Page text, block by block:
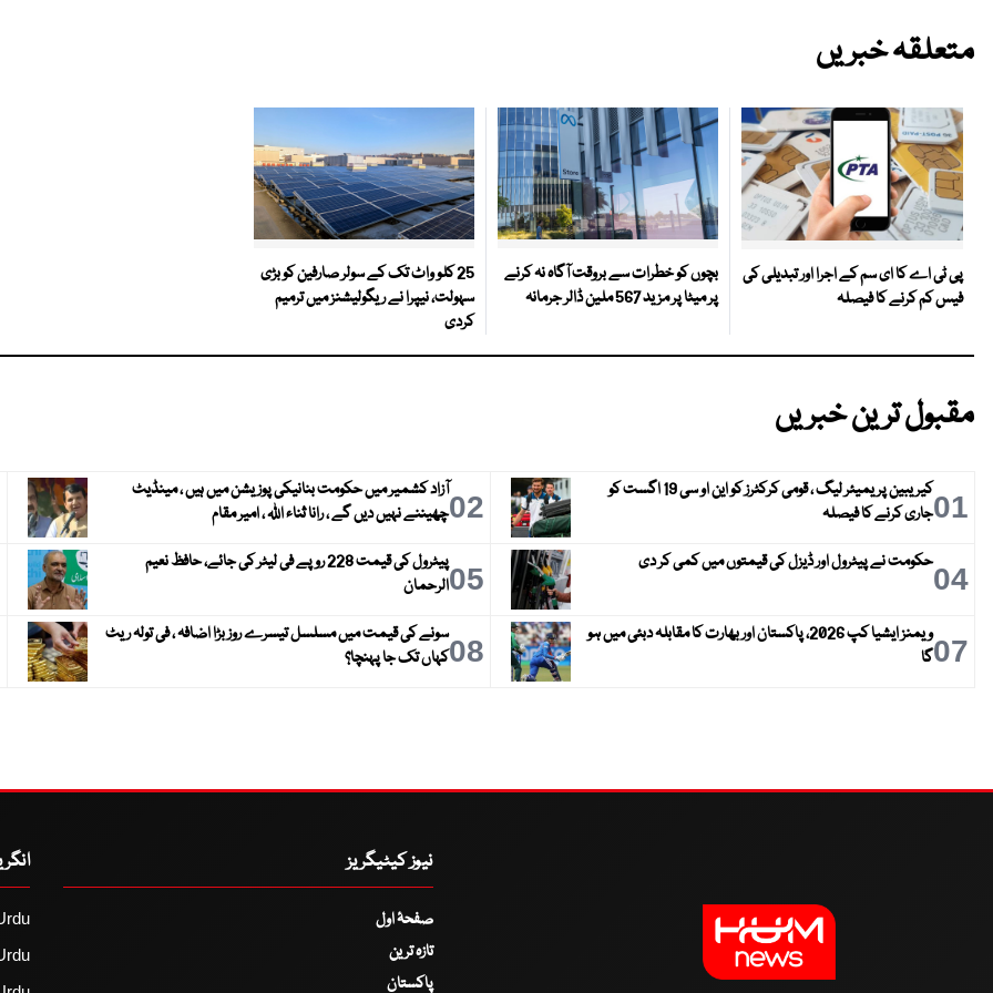
متعلقہ خبریں
پی ٹی اے کا ای سم کے اجرا اور تبدیلی کی
فیس کم کرنے کا فیصلہ
بچوں کو خطرات سے بروقت آگاہ نہ کرنے
پر میٹا پر مزید 567 ملین ڈالر جرمانہ
25 کلو واٹ تک کے سولر صارفین کو بڑی
سہولت، نیپرا نے ریگولیشنز میں ترمیم
کردی
مقبول ترین خبریں
01
کیریبین پریمیئر لیگ ، قومی کرکٹرز کو این او سی 19 اگست کو
جاری کرنے کا فیصلہ
02آزاد کشمیر میں حکومت بنانیکی پوزیشن میں ہیں ، مینڈیٹ
چھیننے نہیں دیں گے ، رانا ثناء اللہ ، امیر مقام
04حکومت نے پیٹرول اور ڈیزل کی قیمتوں میں کمی کر دی 05
پیٹرول کی قیمت 228 روپے فی لیٹر کی جائے، حافظ نعیم
الرحمان
07
ویمنز ایشیا کپ 2026، پاکستان اور بھارت کا مقابلہ دبئی میں ہو
گا
08سونے کی قیمت میں مسلسل تیسرے روز بڑا اضافہ ، فی تولہ ریٹ
کہاں تک جا پہنچا؟
نیوز کیٹیگریز
صفحۂ اول
تازہ ترین
پاکستان